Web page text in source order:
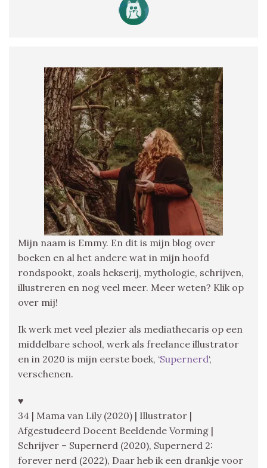
Mijn naam is Emmy. En dit is mijn blog over
boeken en al het andere wat in mijn hoofd
rondspookt, zoals hekserij, mythologie, schrijven,
illustreren en nog veel meer. Meer weten? Klik op
over mij!
Ik werk met veel plezier als mediathecaris op een
middelbare school, werk als freelance illustrator
en in 2020 is mijn eerste boek, ‘Supernerd‘,
verschenen.
♥
34 | Mama van Lily (2020) | Illustrator |
Afgestudeerd Docent Beeldende Vorming |
Schrijver – Supernerd (2020), Supernerd 2:
forever nerd (2022), Daar heb ik een drankje voor